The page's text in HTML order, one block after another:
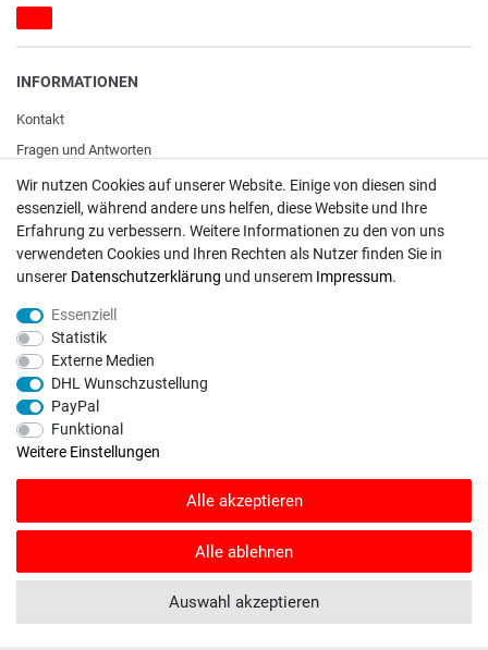
INFORMATIONEN
Kontakt
Fragen und Antworten
Unternehmen
Versand
Zahlungsweisen
ZAHLUNGSARTEN / VERSAND
Paypal
VISA / Mastercard
DHL
Deutsche Post
Bei Fragen wenden Sie sich direkt an unser Service-Team.
Montag - Freitag, 09:00 - 18:00
info@rasentraktoren-motoren.de
Wir nutzen Cookies auf unserer Website. Einige von diesen sind
essenziell, während andere uns helfen, diese Website und Ihre
Erfahrung zu verbessern. Weitere Informationen zu den von uns
verwendeten Cookies und Ihren Rechten als Nutzer finden Sie in
unserer Daten­schutz­erklärung und unserem Impressum.
Essenziell
Statistik
Externe Medien
DHL Wunschzustellung
PayPal
Funktional
Weitere Einstellungen
Alle akzeptieren
Alle ablehnen
Auswahl akzeptieren